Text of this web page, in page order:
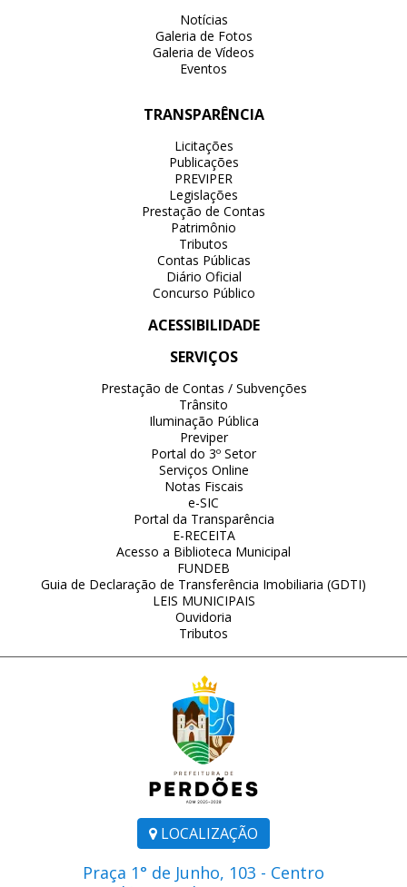
LOCALIZAÇÃO
Praça 1° de Junho, 103 - Centro
Notícias
Galeria de Fotos
Galeria de Vídeos
Eventos
TRANSPARÊNCIA
Licitações
Publicações
PREVIPER
Legislações
Prestação de Contas
Patrimônio
Tributos
Contas Públicas
Diário Oficial
Concurso Público
ACESSIBILIDADE
SERVIÇOS
Prestação de Contas / Subvenções
Trânsito
Iluminação Pública
Previper
Portal do 3º Setor
Serviços Online
Notas Fiscais
e-SIC
Portal da Transparência
E-RECEITA
Acesso a Biblioteca Municipal
FUNDEB
Guia de Declaração de Transferência Imobiliaria (GDTI)
LEIS MUNICIPAIS
Ouvidoria
Tributos